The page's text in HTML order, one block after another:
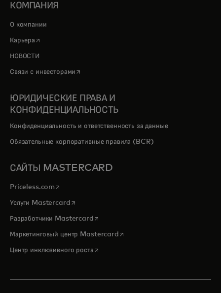
КОМПАНИЯ
О компании
Карьера opens in a new tab
НОВОСТИ
Связи с инвесторами opens in a new tab
ЮРИДИЧЕСКИЕ ПРАВА И
КОНФИДЕНЦИАЛЬНОСТЬ
Конфиденциальность и ответственность за данные
Обязательные корпоративные правила (BCR)
САЙТЫ MASTERCARD
Priceless.com opens in a new tab
Услуги Mastercardopens in a new tab
Разработчики Mastercardopens in a new tab
Маркетинговый центр Mastercardopens in a new tab
Центр инклюзивного ростаopens in a new tab